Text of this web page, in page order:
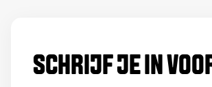
SCHRIJF JE IN